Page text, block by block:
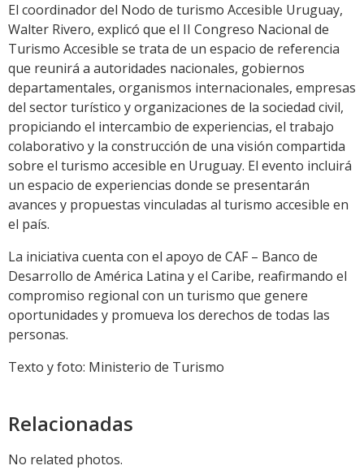
El coordinador del Nodo de turismo Accesible Uruguay,
Walter Rivero, explicó que el II Congreso Nacional de
Turismo Accesible se trata de un espacio de referencia
que reunirá a autoridades nacionales, gobiernos
departamentales, organismos internacionales, empresas
del sector turístico y organizaciones de la sociedad civil,
propiciando el intercambio de experiencias, el trabajo
colaborativo y la construcción de una visión compartida
sobre el turismo accesible en Uruguay. El evento incluirá
un espacio de experiencias donde se presentarán
avances y propuestas vinculadas al turismo accesible en
el país.
La iniciativa cuenta con el apoyo de CAF – Banco de
Desarrollo de América Latina y el Caribe, reafirmando el
compromiso regional con un turismo que genere
oportunidades y promueva los derechos de todas las
personas.
Texto y foto: Ministerio de Turismo
Relacionadas
No related photos.